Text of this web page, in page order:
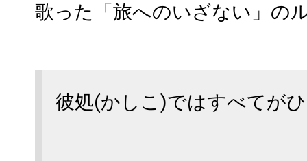
歌った「旅へのいざない」の
彼処(かしこ)ではすべてが